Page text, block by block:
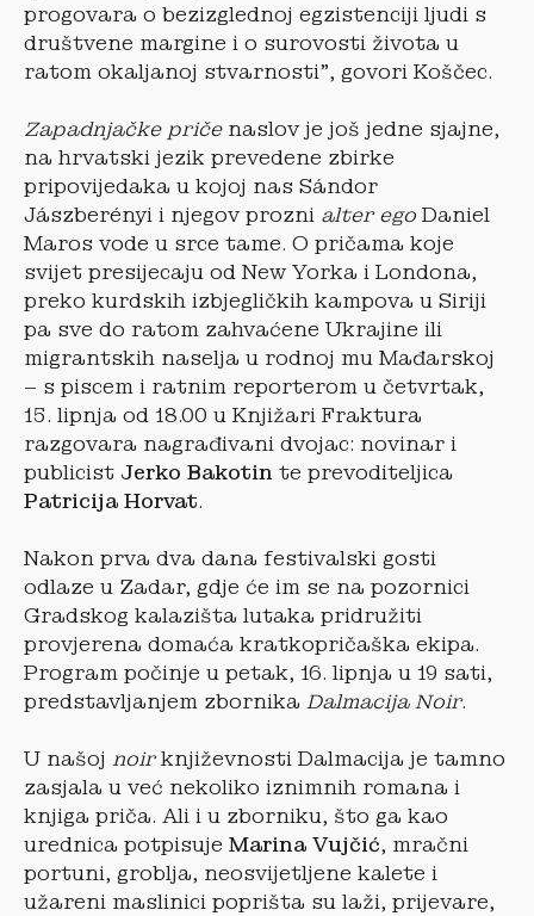
progovara o bezizglednoj egzistenciji ljudi s
društvene margine i o surovosti života u
ratom okaljanoj stvarnosti”, govori Koščec.
Zapadnjačke pričenaslov je još jedne sjajne,
na hrvatski jezik prevedene zbirke
pripovijedaka u kojoj nas Sándor
Jászberényi i njegov prozni alter ego Daniel
Maros vode u srce tame. O pričama koje
svijet presijecaju od New Yorka i Londona,
preko kurdskih izbjegličkih kampova u Siriji
pa sve do ratom zahvaćene Ukrajine ili
migrantskih naselja u rodnoj mu Mađarskoj
– s piscem i ratnim reporterom u četvrtak,
15. lipnja od 18.00 u Knjižari Fraktura
razgovara nagrađivani dvojac: novinar i
publicist Jerko Bakotin te prevoditeljica
Patricija Horvat.
Nakon prva dva dana festivalski gosti
odlaze u Zadar, gdje će im se na pozornici
Gradskog kalazišta lutaka pridružiti
provjerena domaća kratkopričaška ekipa.
Program počinje u petak, 16. lipnja u 19 sati,
predstavljanjem zbornika Dalmacija Noir.
U našoj noirknjiževnosti Dalmacija je tamno
zasjala u već nekoliko iznimnih romana i
knjiga priča. Ali i u zborniku, što ga kao
urednica potpisuje Marina Vujčić, mračni
portuni, groblja, neosvijetljene kalete i
užareni maslinici poprišta su laži, prijevare,